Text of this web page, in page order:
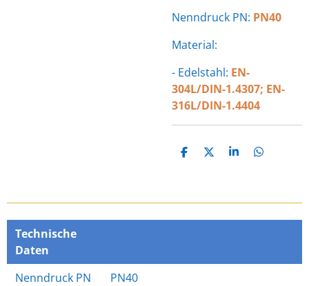
Nenndruck PN: PN40
Material:
- Edelstahl: EN-
304L/DIN-1.4307; EN-
316L/DIN-1.4404
T
E
T
E
T
E
T
E
Technische
Daten
Nenndruck PN
PN40